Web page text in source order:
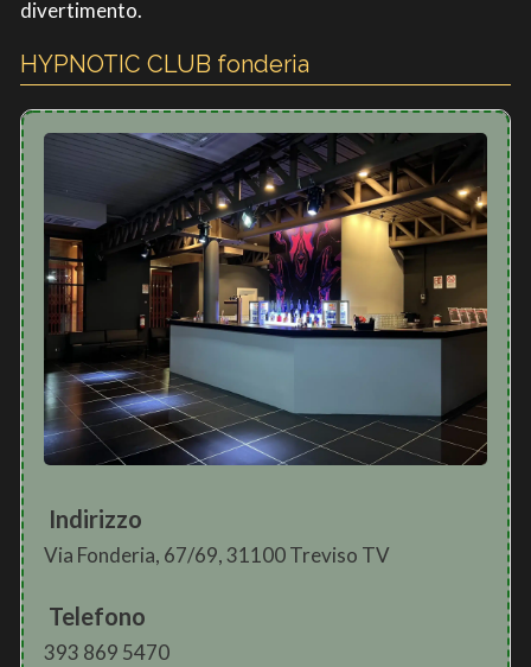
divertimento.
HYPNOTIC CLUB fonderia
Indirizzo
Via Fonderia, 67/69, 31100 Treviso TV
Telefono
393 869 5470